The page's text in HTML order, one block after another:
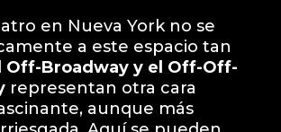
en Nueva York no se
a este espacio tan
Off-Broadway y el Off-Off-
representan otra cara
aunque más